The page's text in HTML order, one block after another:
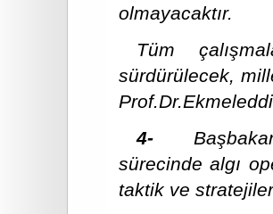
olmayacaktır.
Tüm
sürdürülecek,
4-
sürecinde algı
taktik ve